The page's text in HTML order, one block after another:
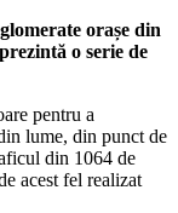
orașe din
o serie de
pentru a
lume, din punct de
din 1064 de
acest fel realizat